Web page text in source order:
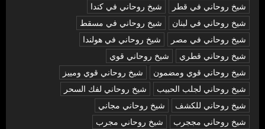
شيخ روحاني في قطر
شيخ روحاني في كندا
شيخ روحاني في لبنان
شيخ روحاني في مسقط
شيخ روحاني في مصر
شيخ روحاني في هولندا
شيخ روحاني قطري
شيخ روحاني قوي
شيخ روحاني قوي ومضمون
شيخ روحاني قوي ومييز
شيخ روحاني لجلب الحبيب
شيخ روحاني لفك السحر
شيخ روحاني للكشف
شيخ روحاني مجاني
شيخ روحاني مججرب
شيخ روحاني مجرب